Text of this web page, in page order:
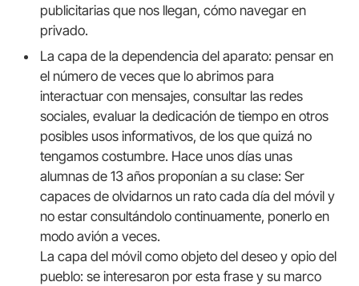
publicitarias que nos llegan, cómo navegar en
privado.
La capa de la dependencia del aparato: pensar en
el número de veces que lo abrimos para
interactuar con mensajes, consultar las redes
sociales, evaluar la dedicación de tiempo en otros
posibles usos informativos, de los que quizá no
tengamos costumbre. Hace unos días unas
alumnas de 13 años proponían a su clase: Ser
capaces de olvidarnos un rato cada día del móvil y
no estar consultándolo continuamente, ponerlo en
modo avión a veces.
La capa del móvil como objeto del deseo y opio del
pueblo: se interesaron por esta frase y su marco